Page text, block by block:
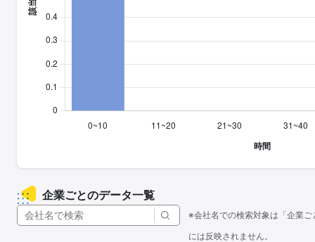
企業ごとのデータ一覧
※会社名での検索対象は「企業
には反映されません。